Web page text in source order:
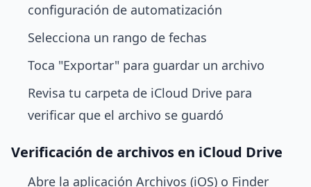
configuración de automatización
Selecciona un rango de fechas
Toca "Exportar" para guardar un archivo
Revisa tu carpeta de iCloud Drive para
verificar que el archivo se guardó
Verificación de archivos en iCloud Drive
Abre la aplicación Archivos (iOS) o Finder